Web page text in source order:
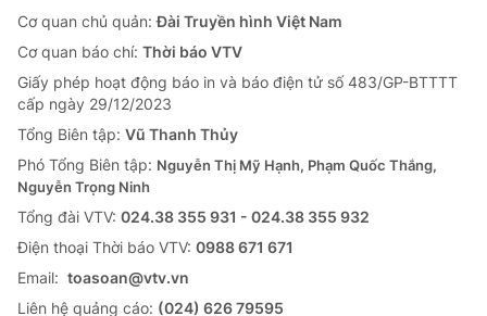
Cơ quan chủ quản:Đài Truyền hình Việt Nam
Cơ quan báo chí: Thời báo VTV
Giấy phép hoạt động báo in và báo điện tử số 483/GP-BTTTT
cấp ngày 29/12/2023
Tổng Biên tập: Vũ Thanh Thủy
Phó Tổng Biên tập: Nguyễn Thị Mỹ Hạnh, Phạm Quốc Thắng,
Nguyễn Trọng Ninh
Tổng đài VTV: 024.38 355 931 - 024.38 355 932
Ðiện thoại Thời báo VTV: 0988 671 671
Email: toasoan@vtv.vn
Liên hệ quảng cáo: (024) 626 79595